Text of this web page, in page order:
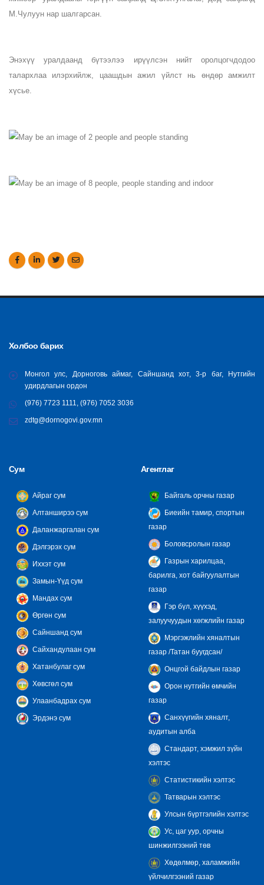
М.Чулуун нар шалгарсан.
Энэхүү уралдаанд бүтээлээ ирүүлсэн нийт оролцогчдодоо
талархлаа илэрхийлж, цаашдын ажил үйлст нь өндөр амжилт
хүсье.
Холбоо барих
Монгол улс, Дорноговь аймаг, Сайншанд хот, 3-р баг, Нутгийн
удирдлагын ордон
(976) 7723 1111, (976) 7052 3036
zdtg@dornogovi.gov.mn
Сум
Айраг сум
Алтанширээ сум
Даланжаргалан сум
Дэлгэрэх сум
Иххэт сум
Замын-Үүд сум
Мандах сум
Өргөн сум
Сайншанд сум
Сайхандулаан сум
Хатанбулаг сум
Хөвсгөл сум
Улаанбадрах сум
Эрдэнэ сум
Агентлаг
Байгаль орчны газар
Биеийн тамир, спортын
газар
Боловсролын газар
Газрын харилцаа,
барилга, хот байгуулалтын
газар
Гэр бүл, хүүхэд,
залуучуудын хөгжлийн газар
Мэргэжлийн хяналтын
газар /Татан буугдсан/
Онцгой байдлын газар
Орон нутгийн өмчийн
газар
Санхүүгийн хяналт,
аудитын алба
Стандарт, хэмжил зүйн
хэлтэс
Статистикийн хэлтэс
Татварын хэлтэс
Улсын бүртгэлийн хэлтэс
Ус, цаг уур, орчны
шинжилгээний төв
Хөдөлмөр, халамжийн
үйлчилгээний газар